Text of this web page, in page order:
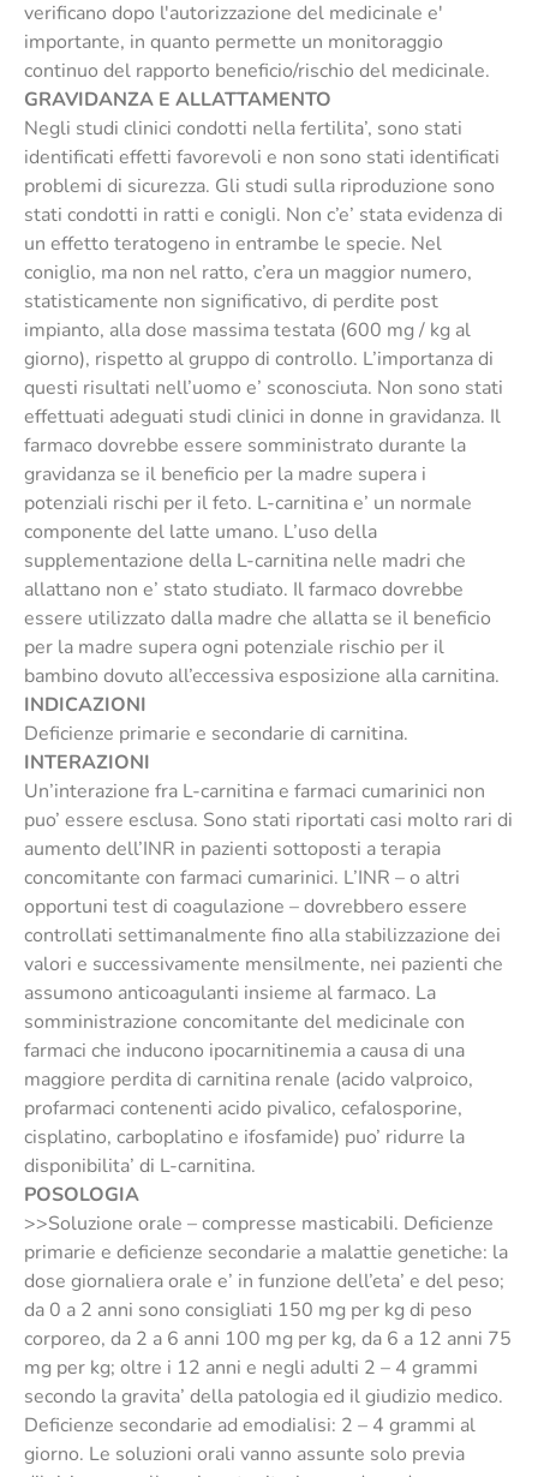
verificano dopo l'autorizzazione del medicinale e'
importante, in quanto permette un monitoraggio
continuo del rapporto beneficio/rischio del medicinale.
GRAVIDANZA E ALLATTAMENTO
Negli studi clinici condotti nella fertilita’, sono stati
identificati effetti favorevoli e non sono stati identificati
problemi di sicurezza. Gli studi sulla riproduzione sono
stati condotti in ratti e conigli. Non c’e’ stata evidenza di
un effetto teratogeno in entrambe le specie. Nel
coniglio, ma non nel ratto, c’era un maggior numero,
statisticamente non significativo, di perdite post
impianto, alla dose massima testata (600 mg / kg al
giorno), rispetto al gruppo di controllo. L’importanza di
questi risultati nell’uomo e’ sconosciuta. Non sono stati
effettuati adeguati studi clinici in donne in gravidanza. Il
farmaco dovrebbe essere somministrato durante la
gravidanza se il beneficio per la madre supera i
potenziali rischi per il feto. L-carnitina e’ un normale
componente del latte umano. L’uso della
supplementazione della L-carnitina nelle madri che
allattano non e’ stato studiato. Il farmaco dovrebbe
essere utilizzato dalla madre che allatta se il beneficio
per la madre supera ogni potenziale rischio per il
bambino dovuto all’eccessiva esposizione alla carnitina.
INDICAZIONI
Deficienze primarie e secondarie di carnitina.
INTERAZIONI
Un’interazione fra L-carnitina e farmaci cumarinici non
puo’ essere esclusa. Sono stati riportati casi molto rari di
aumento dell’INR in pazienti sottoposti a terapia
concomitante con farmaci cumarinici. L’INR – o altri
opportuni test di coagulazione – dovrebbero essere
controllati settimanalmente fino alla stabilizzazione dei
valori e successivamente mensilmente, nei pazienti che
assumono anticoagulanti insieme al farmaco. La
somministrazione concomitante del medicinale con
farmaci che inducono ipocarnitinemia a causa di una
maggiore perdita di carnitina renale (acido valproico,
profarmaci contenenti acido pivalico, cefalosporine,
cisplatino, carboplatino e ifosfamide) puo’ ridurre la
disponibilita’ di L-carnitina.
POSOLOGIA
>>Soluzione orale – compresse masticabili. Deficienze
primarie e deficienze secondarie a malattie genetiche: la
dose giornaliera orale e’ in funzione dell’eta’ e del peso;
da 0 a 2 anni sono consigliati 150 mg per kg di peso
corporeo, da 2 a 6 anni 100 mg per kg, da 6 a 12 anni 75
mg per kg; oltre i 12 anni e negli adulti 2 – 4 grammi
secondo la gravita’ della patologia ed il giudizio medico.
Deficienze secondarie ad emodialisi: 2 – 4 grammi al
giorno. Le soluzioni orali vanno assunte solo previa